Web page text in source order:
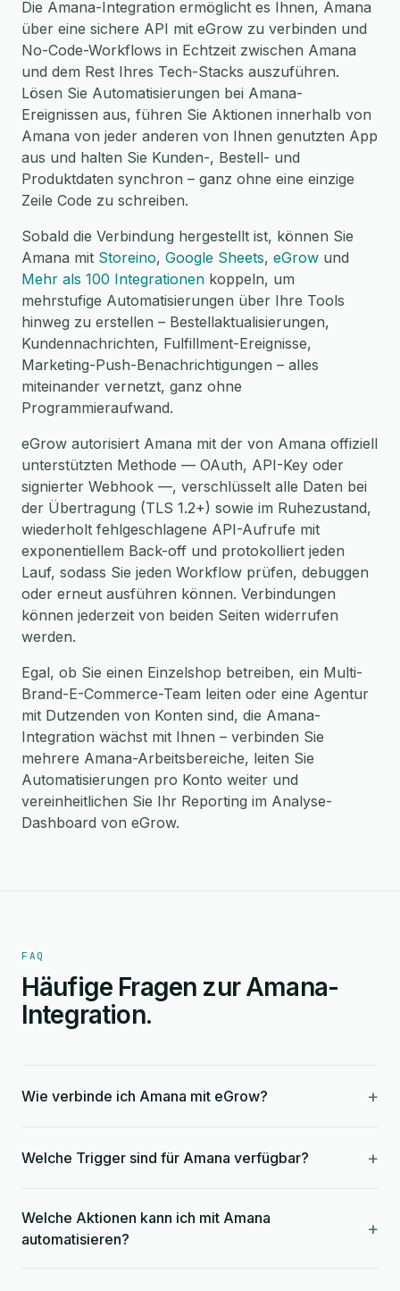
Die Amana-Integration ermöglicht es Ihnen, Amana
über eine sichere API mit eGrow zu verbinden und
No-Code-Workflows in Echtzeit zwischen Amana
und dem Rest Ihres Tech-Stacks auszuführen.
Lösen Sie Automatisierungen bei Amana-
Ereignissen aus, führen Sie Aktionen innerhalb von
Amana von jeder anderen von Ihnen genutzten App
aus und halten Sie Kunden-, Bestell- und
Produktdaten synchron – ganz ohne eine einzige
Zeile Code zu schreiben.
Sobald die Verbindung hergestellt ist, können Sie
Amana mit Storeino, Google Sheets, eGrow und
Mehr als 100 Integrationen koppeln, um
mehrstufige Automatisierungen über Ihre Tools
hinweg zu erstellen – Bestellaktualisierungen,
Kundennachrichten, Fulfillment-Ereignisse,
Marketing-Push-Benachrichtigungen – alles
miteinander vernetzt, ganz ohne
Programmieraufwand.
eGrow autorisiert Amana mit der von Amana offiziell
unterstützten Methode — OAuth, API-Key oder
signierter Webhook —, verschlüsselt alle Daten bei
der Übertragung (TLS 1.2+) sowie im Ruhezustand,
wiederholt fehlgeschlagene API-Aufrufe mit
exponentiellem Back-off und protokolliert jeden
Lauf, sodass Sie jeden Workflow prüfen, debuggen
oder erneut ausführen können. Verbindungen
können jederzeit von beiden Seiten widerrufen
werden.
Egal, ob Sie einen Einzelshop betreiben, ein Multi-
Brand-E-Commerce-Team leiten oder eine Agentur
mit Dutzenden von Konten sind, die Amana-
Integration wächst mit Ihnen – verbinden Sie
mehrere Amana-Arbeitsbereiche, leiten Sie
Automatisierungen pro Konto weiter und
vereinheitlichen Sie Ihr Reporting im Analyse-
Dashboard von eGrow.
FAQ
Häufige Fragen zur Amana-
Integration.
Wie verbinde ich Amana mit eGrow? +
Welche Trigger sind für Amana verfügbar? +
Welche Aktionen kann ich mit Amana
automatisieren?
+